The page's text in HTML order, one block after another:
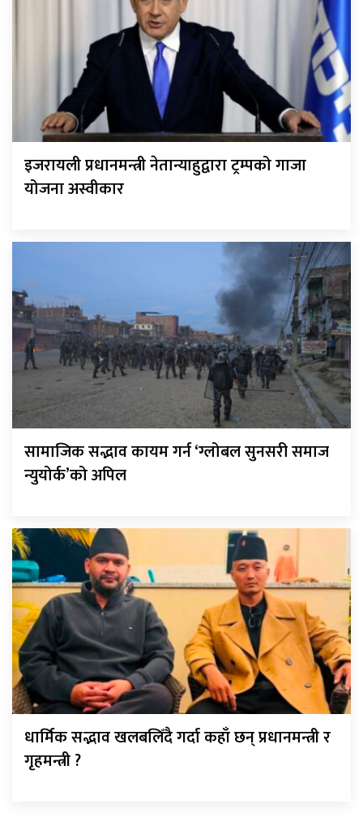
इजरायली प्रधानमन्त्री नेतान्याहुद्वारा ट्रम्पको गाजा
योजना अस्वीकार
सामाजिक सद्भाव कायम गर्न ‘ग्लोबल सुनसरी समाज
न्युयोर्क’को अपिल
धार्मिक सद्भाव खलबलिँदै गर्दा कहाँ छन् प्रधानमन्त्री र
गृहमन्त्री ?